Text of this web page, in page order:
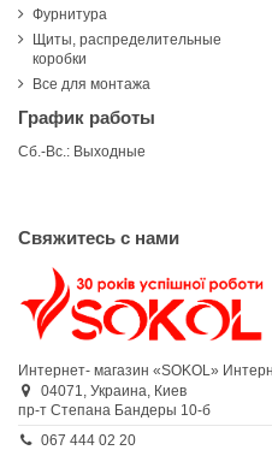
Фурнитура
Щиты, распределительные
коробки
Все для монтажа
График работы
Сб.-Вс.: Выходные
Свяжитесь с нами
Интернет- магазин «SOKOL»
04071, Украина, Киев
пр-т Степана Бандеры 10-б
067 444 02 20